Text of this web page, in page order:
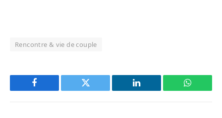
Rencontre & vie de couple
Facebook Twitter LinkedIn